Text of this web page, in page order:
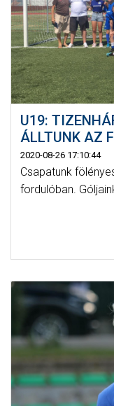
U19:
ÁLLTUNK AZ
2020-08-26 17:10:44
Csapatunk
fordulóban.